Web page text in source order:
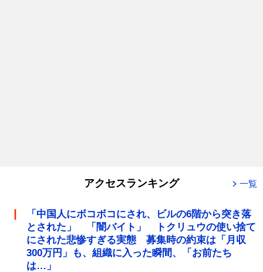
アクセスランキング 一覧
「中国人にボコボコにされ、ビルの6階から突き落
とされた」 「闇バイト」 トクリュウの使い捨て
にされた悲惨すぎる実態 募集時の約束は「月収
300万円」も、組織に入った瞬間、「お前たち
は…」